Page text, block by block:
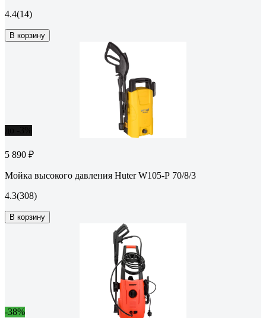
4.4(14)
В корзину
5 890 ₽
Мойка высокого давления Huter W105-Р 70/8/3
4.3(308)
В корзину
-38%